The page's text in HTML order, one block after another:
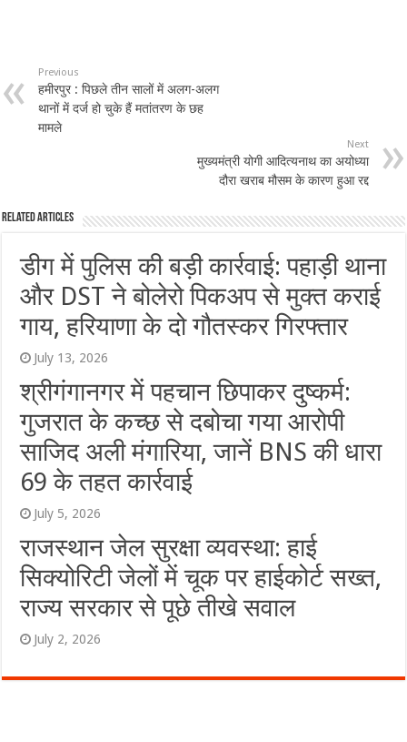
Previous
हमीरपुर : पिछले तीन सालों में अलग-अलग
थानों में दर्ज हो चुके हैं मतांतरण के छह
मामले
Next
मुख्‍यमंत्री योगी आदित्यनाथ का अयोध्या
दौरा खराब मौसम के कारण हुआ रद्द
Related Articles
डीग में पुलिस की बड़ी कार्रवाई: पहाड़ी थाना
और DST ने बोलेरो पिकअप से मुक्त कराई
गाय, हरियाणा के दो गौतस्कर गिरफ्तार
July 13, 2026
श्रीगंगानगर में पहचान छिपाकर दुष्कर्म:
गुजरात के कच्छ से दबोचा गया आरोपी
साजिद अली मंगारिया, जानें BNS की धारा
69 के तहत कार्रवाई
July 5, 2026
राजस्थान जेल सुरक्षा व्यवस्था: हाई
सिक्योरिटी जेलों में चूक पर हाईकोर्ट सख्त,
राज्य सरकार से पूछे तीखे सवाल
July 2, 2026